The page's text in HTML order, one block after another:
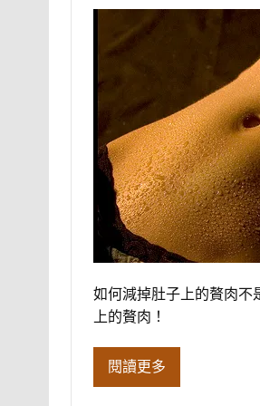
如何減掉肚子上的贅肉不
上的贅肉！
閱讀更多